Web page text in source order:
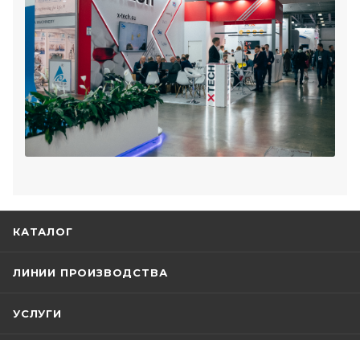
КАТАЛОГ
ЛИНИИ ПРОИЗВОДСТВА
УСЛУГИ